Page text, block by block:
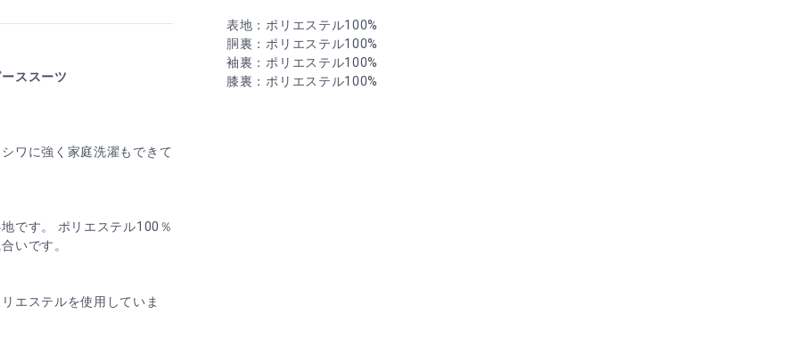
ススーツ
ワに強く家庭洗濯もできて
です。 ポリエステル100％
いです。
エステルを使用していま
表地：ポリエステル100%
胴裏：ポリエステル100%
袖裏：ポリエステル100%
膝裏：ポリエステル100%